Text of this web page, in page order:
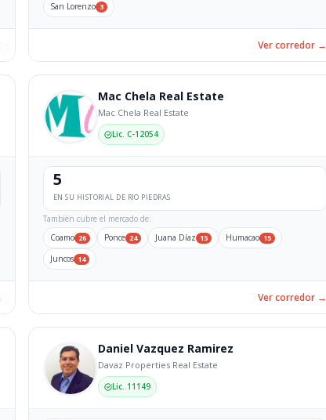
San Lorenzo 3
Ver corredor →
Mac Chela Real Estate
Mac Chela Real Estate
Lic. C-12054
5
EN SU HISTORIAL DE RIO PIEDRAS
También cubre el mercado de:
Coamo 26 Ponce 24 Juana Díaz 15 Humacao 15
Juncos 14
Ver corredor →
Daniel Vazquez Ramirez
Davaz Properties Real Estate
Lic. 11149